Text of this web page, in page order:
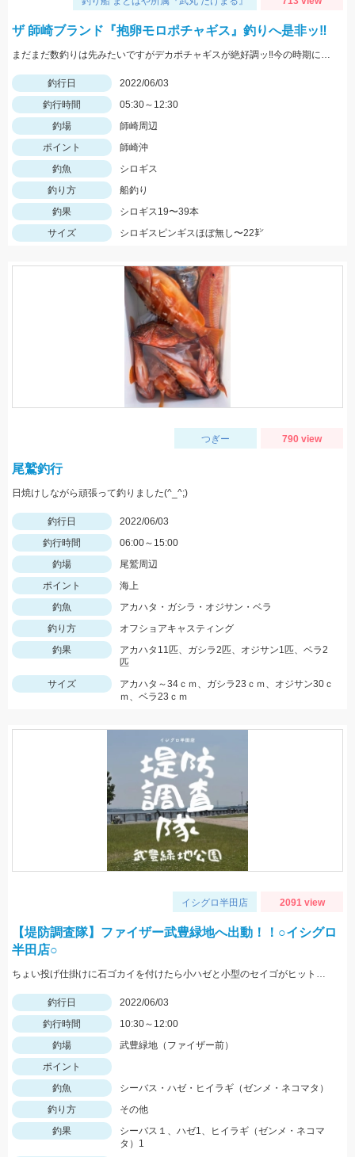
ザ 師崎ブランド『抱卵モロポチャギス』釣りへ是非ッ‼︎
まだまだ数釣りは先みたいですがデカポチャギスが絶好調ッ‼︎今の時期にしか釣れないサイズですッ(ﾟ∀ﾟ)
釣行日
2022/06/03
釣行時間
05:30～12:30
釣場
師崎周辺
ポイント
師崎沖
釣魚
シロギス
釣り方
船釣り
釣果
シロギス19〜39本
サイズ
シロギスピンギスほぼ無し〜22㌢
つぎー 790 view
尾鷲釣行
日焼けしながら頑張って釣りました(^_^;)
釣行日
2022/06/03
釣行時間
06:00～15:00
釣場
尾鷲周辺
ポイント
海上
釣魚
アカハタ・ガシラ・オジサン・ベラ
釣り方
オフショアキャスティング
釣果
アカハタ11匹、ガシラ2匹、オジサン1匹、ベラ2
匹
サイズ
アカハタ～34ｃｍ、ガシラ23ｃｍ、オジサン30ｃ
ｍ、ベラ23ｃｍ
イシグロ半田店 2091 view
【堤防調査隊】ファイザー武豊緑地へ出動！！○イシグロ
半田店○
ちょい投げ仕掛けに石ゴカイを付けたら小ハゼと小型のセイゴがヒット！堤防から10m付近でアタリあり！ サビキ仕掛けを足元に落としたらヒイラギがヒット
釣行日
2022/06/03
釣行時間
10:30～12:00
釣場
武豊緑地（ファイザー前）
ポイント
釣魚
シーバス・ハゼ・ヒイラギ（ゼンメ・ネコマタ）
釣り方
その他
釣果
シーバス１、ハゼ1、ヒイラギ（ゼンメ・ネコマ
タ）1